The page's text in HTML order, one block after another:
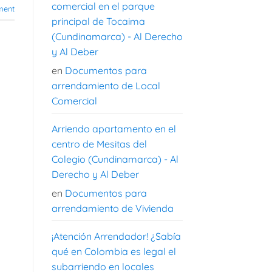
comercial en el parque
principal de Tocaima
(Cundinamarca) - Al Derecho
y Al Deber
en Documentos para
arrendamiento de Local
Comercial
Arriendo apartamento en el
centro de Mesitas del
Colegio (Cundinamarca) - Al
Derecho y Al Deber
en Documentos para
arrendamiento de Vivienda
¡Atención Arrendador! ¿Sabía
qué en Colombia es legal el
subarriendo en locales